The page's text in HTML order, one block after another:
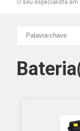
O seu especialista em